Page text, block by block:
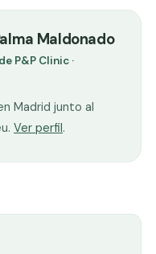
Maldonado
P&P Clinic ·
Madrid junto al
Ver perfil .